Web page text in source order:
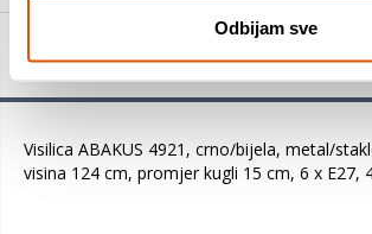
Odbijam sve
Detalji proizvoda
Visilica ABAKUS 4921, crno/bijela, metal/
visina 124 cm, promjer kugli 15 cm, 6 x E27,